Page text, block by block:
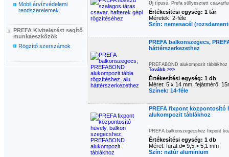
Mobil árvízvédelemi
rendszerelemek
PREFA Kivitelezést segítő
munkaeszközök
Rögzítő szerszámok
Új típusú, Prefa süllyesztett
Értékesítési egység: 1 tár
Méretek: 2-féle
Szín: nemesacél
PREFA balkonszegecs,
háttérszerkezethez
PREFABOND alukompozit
Tovább >>>
Értékesítési egység: 1 db
Méret: 5 x 14 mm, fejátmérő:
Színek: 14-féle
PREFA fixpont központosító
alukompozit táblákhoz
PREFA balkonszegecshez fixpont
Értékesítési egység: 1 db
Méret: furat d= 9,5 > 5,1 mm
Szín: natúr alumínium